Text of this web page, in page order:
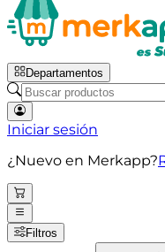
Departamentos
Iniciar sesión
¿Nuevo en Merkapp?
Filtros